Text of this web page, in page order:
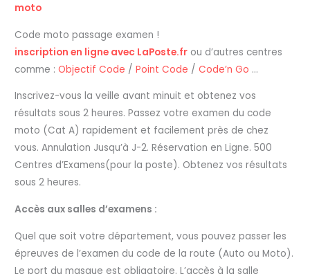
moto
Code moto passage examen !‎
inscription en ligne avec LaPoste.fr‎ ou d’autres centres
comme :Objectif Code /Point Code /Code’n Go …
Inscrivez-vous la veille avant minuit et obtenez vos
résultats sous 2 heures. Passez votre examen du code
moto (Cat A) rapidement et facilement près de chez
vous. Annulation Jusqu’à J-2. Réservation en Ligne. 500
Centres d’Examens(pour la poste). Obtenez vos résultats
sous 2 heures.
Accès aux salles d’examens :
Quel que soit votre département, vous pouvez passer les
épreuves de l’examen du code de la route (Auto ou Moto).
Le port du masque est obligatoire. L’accès à la salle